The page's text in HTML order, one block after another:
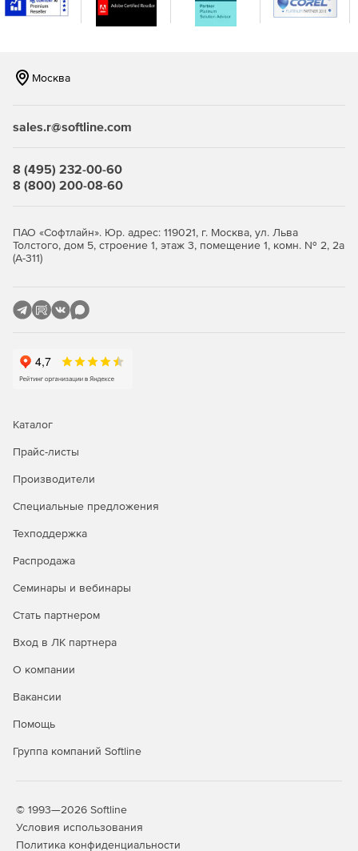
Москва
sales.r@softline.com
8 (495) 232-00-60
8 (800) 200-08-60
ПАО «Софтлайн». Юр. адрес: 119021, г. Москва, ул. Льва
Толстого, дом 5, строение 1, этаж 3, помещение 1, комн. № 2, 2а
(А-311)
Каталог
Прайс-листы
Производители
Специальные предложения
Техподдержка
Распродажа
Семинары и вебинары
Стать партнером
Вход в ЛК партнера
О компании
Вакансии
Помощь
Группа компаний Softline
© 1993—2026 Softline
Условия использования
Политика конфиденциальности